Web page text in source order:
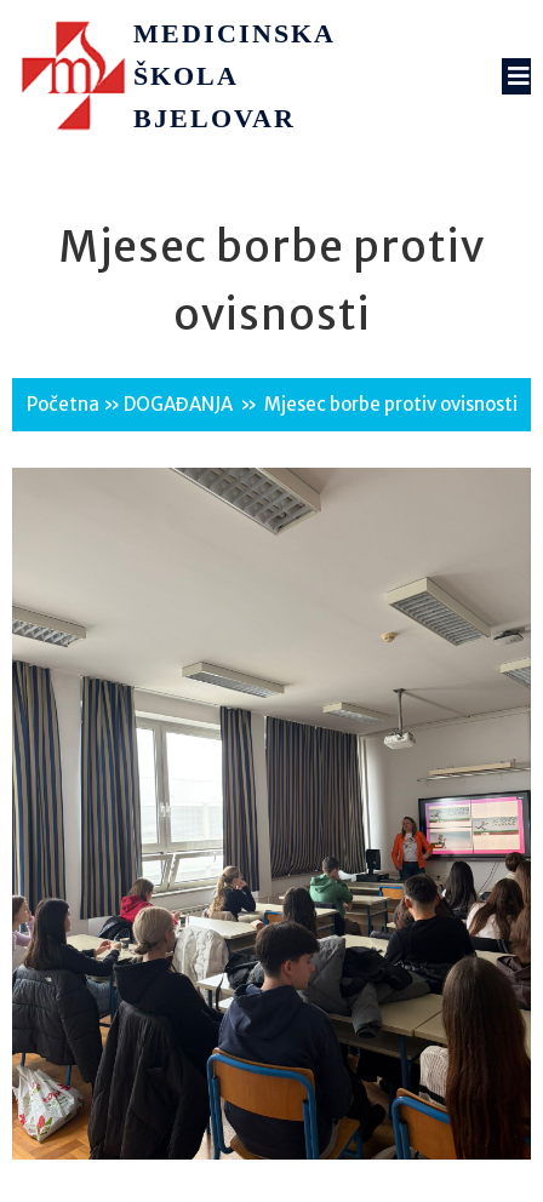
MEDICINSKA
ŠKOLA
BJELOVAR
Mjesec borbe protiv
ovisnosti
Početna » DOGAĐANJA » Mjesec borbe protiv ovisnosti